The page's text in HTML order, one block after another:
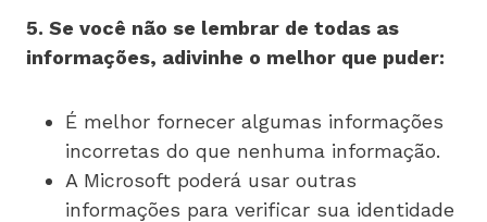
5. Se você não se lembrar de todas as
informações, adivinhe o melhor que puder:
É melhor fornecer algumas informações
incorretas do que nenhuma informação.
A Microsoft poderá usar outras
informações para verificar sua identidade